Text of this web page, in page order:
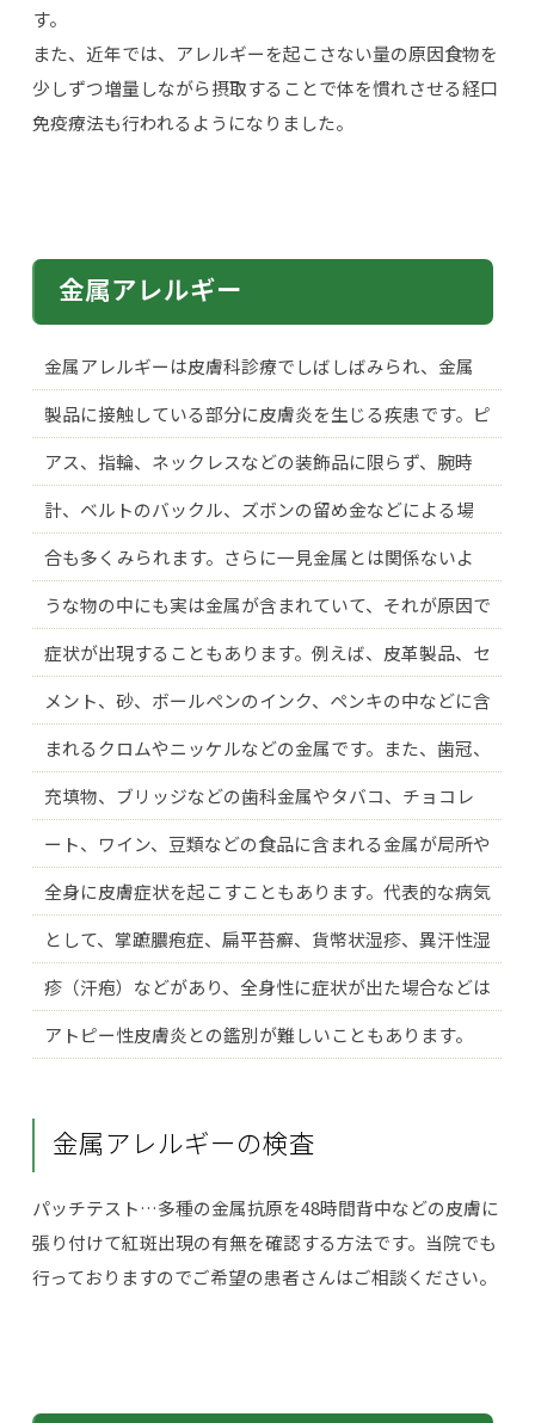
す。
また、近年では、アレルギーを起こさない量の原因食物を
少しずつ増量しながら摂取することで体を慣れさせる経口
免疫療法も行われるようになりました。
金属アレルギー
金属アレルギーは皮膚科診療でしばしばみられ、金属
製品に接触している部分に皮膚炎を生じる疾患です。ピ
アス、指輪、ネックレスなどの装飾品に限らず、腕時
計、ベルトのバックル、ズボンの留め金などによる場
合も多くみられます。さらに一見金属とは関係ないよ
うな物の中にも実は金属が含まれていて、それが原因で
症状が出現することもあります。例えば、皮革製品、セ
メント、砂、ボールペンのインク、ペンキの中などに含
まれるクロムやニッケルなどの金属です。また、歯冠、
充填物、ブリッジなどの歯科金属やタバコ、チョコレ
ート、ワイン、豆類などの食品に含まれる金属が局所や
全身に皮膚症状を起こすこともあります。代表的な病気
として、掌蹠膿疱症、扁平苔癬、貨幣状湿疹、異汗性湿
疹（汗疱）などがあり、全身性に症状が出た場合などは
アトピー性皮膚炎との鑑別が難しいこともあります。
金属アレルギーの検査
パッチテスト…多種の金属抗原を48時間背中などの皮膚に
張り付けて紅斑出現の有無を確認する方法です。当院でも
行っておりますのでご希望の患者さんはご相談ください。